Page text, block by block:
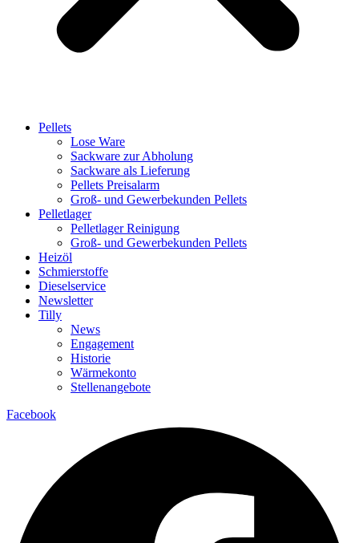
Pellets
Lose Ware
Sackware zur Abholung
Sackware als Lieferung
Pellets Preisalarm
Groß- und Gewerbekunden Pellets
Pelletlager
Pelletlager Reinigung
Groß- und Gewerbekunden Pellets
Heizöl
Schmierstoffe
Dieselservice
Newsletter
Tilly
News
Engagement
Historie
Wärmekonto
Stellenangebote
Facebook